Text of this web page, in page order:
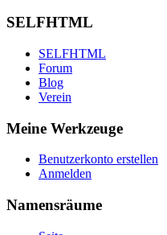
SELFHTML
SELFHTML
Forum
Blog
Verein
Meine Werkzeuge
Benutzerkonto erstellen
Anmelden
Namensräume